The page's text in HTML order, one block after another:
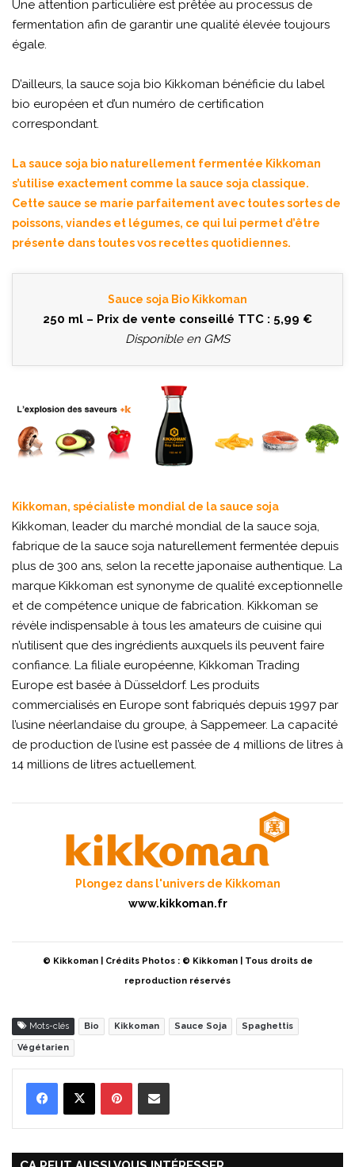
Une attention particulière est prêtée au processus de
fermentation afin de garantir une qualité élevée toujours
égale.
D’ailleurs, la sauce soja bio Kikkoman bénéficie du label
bio européen et d’un numéro de certification
correspondant.
La sauce soja bio naturellement fermentée Kikkoman
s’utilise exactement comme la sauce soja classique.
Cette sauce se marie parfaitement avec toutes sortes de
poissons, viandes et légumes, ce qui lui permet d’être
présente dans toutes vos recettes quotidiennes.
Sauce soja Bio Kikkoman
250 ml – Prix de vente conseillé TTC : 5,99 €
Disponible en GMS
Kikkoman, spécialiste mondial de la sauce soja
Kikkoman, leader du marché mondial de la sauce soja,
fabrique de la sauce soja naturellement fermentée depuis
plus de 300 ans, selon la recette japonaise authentique. La
marque Kikkoman est synonyme de qualité exceptionnelle
et de compétence unique de fabrication. Kikkoman se
révèle indispensable à tous les amateurs de cuisine qui
n’utilisent que des ingrédients auxquels ils peuvent faire
confiance. La filiale européenne, Kikkoman Trading
Europe est basée à Düsseldorf. Les produits
commercialisés en Europe sont fabriqués depuis 1997 par
l’usine néerlandaise du groupe, à Sappemeer. La capacité
de production de l’usine est passée de 4 millions de litres à
14 millions de litres actuellement.
Plongez dans l'univers de Kikkoman
www.kikkoman.fr
© Kikkoman | Crédits Photos : © Kikkoman | Tous droits de
reproduction réservés
Mots-clés Bio Kikkoman Sauce Soja Spaghettis
Végétarien